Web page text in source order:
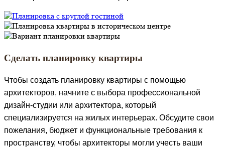
Сделать планировку квартиры
Чтобы создать планировку квартиры с помощью
архитекторов, начните с выбора профессиональной
дизайн-студии или архитектора, который
специализируется на жилых интерьерах. Обсудите свои
пожелания, бюджет и функциональные требования к
пространству, чтобы архитекторы могли учесть ваши